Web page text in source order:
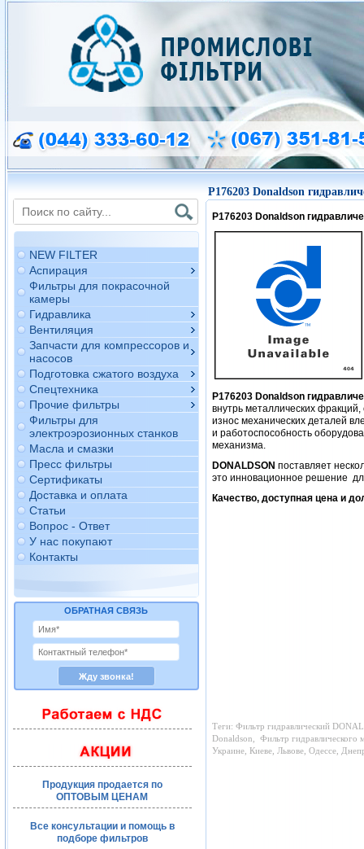
NEW FILTER
Аспирация
Фильтры для покрасочной
камеры
Гидравлика
Вентиляция
Запчасти для компрессоров и
насосов
Подготовка сжатого воздуха
Спецтехника
Прочие фильтры
Фильтры для
электроэрозионных станков
Масла и смазки
Пресс фильтры
Сертификаты
Доставка и оплата
Статьи
Вопрос - Ответ
У нас покупают
Контакты
ОБРАТНАЯ СВЯЗЬ
Продукция продается по
ОПТОВЫМ ЦЕНАМ
Все консультации и помощь в
подборе фильтров
P176203 Donaldson
P176203 Donaldson
P176203 Donaldson
внутрь металлических
износ механических деталей
и работоспособность
механизма.
DONALDSON поставляет
это инновационное решение
Качество, доступная цена и
Теги: Фильтр гидравлический
Donaldson,
Фильтр гидравлического
Украине, Киеве, Львове, Одессе,